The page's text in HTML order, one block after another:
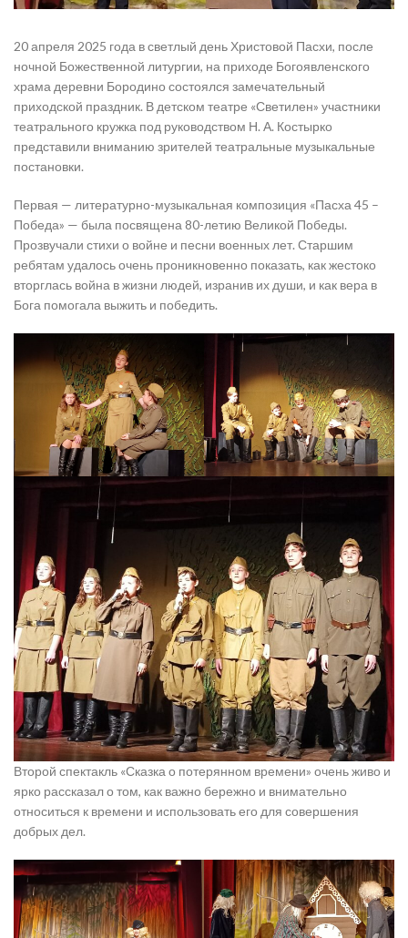
20 апреля 2025 года в светлый день Христовой Пасхи, после
ночной Божественной литургии, на приходе Богоявленского
храма деревни Бородино состоялся замечательный
приходской праздник. В детском театре «Светилен» участники
театрального кружка под руководством Н. А. Костырко
представили вниманию зрителей театральные музыкальные
постановки.
Первая — литературно-музыкальная композиция «Пасха 45 –
Победа» — была посвящена 80-летию Великой Победы.
Прозвучали стихи о войне и песни военных лет. Старшим
ребятам удалось очень проникновенно показать, как жестоко
вторглась война в жизни людей, изранив их души, и как вера в
Бога помогала выжить и победить.
Второй спектакль «Сказка о потерянном времени» очень живо и
ярко рассказал о том, как важно бережно и внимательно
относиться к времени и использовать его для совершения
добрых дел.